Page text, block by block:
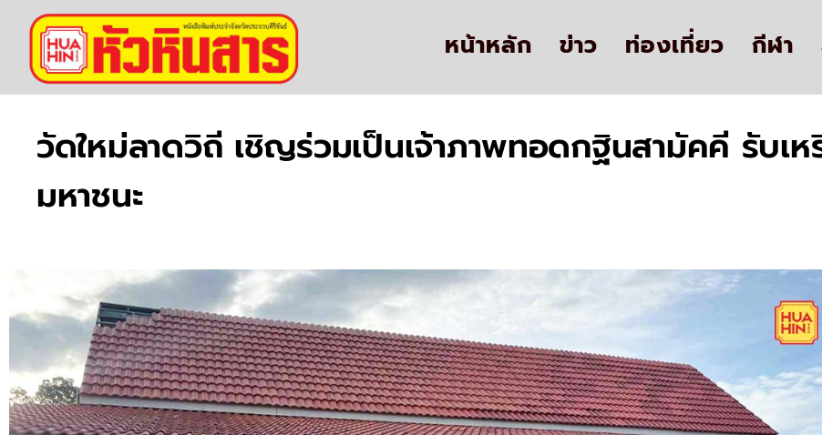
หน้าหลัก ข่าว ท่องเที่ยว กีฬา
วัดใหม่ลาดวิถี เชิญร่วมเป็นเจ้าภาพทอดกฐินสามัคคี รับ
มหาชนะ